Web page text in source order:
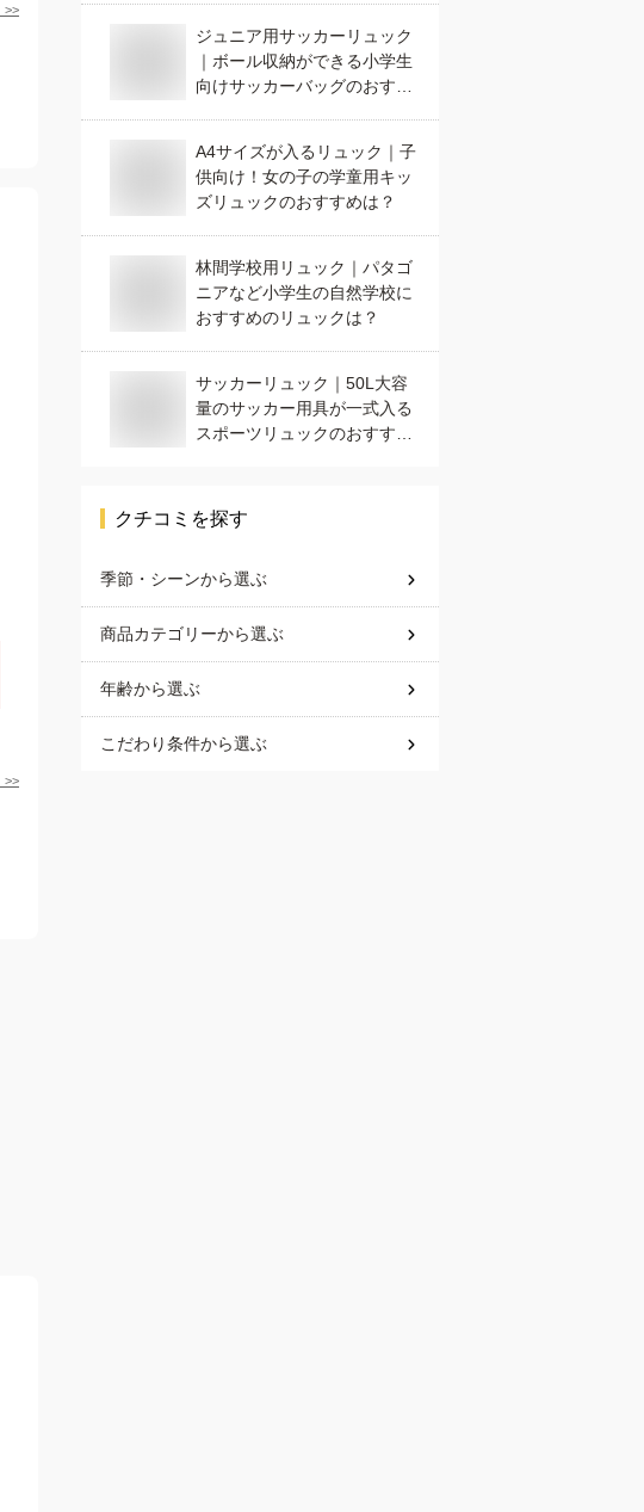
>>
>>
ジュニア用サッカーリュック
｜ボール収納ができる小学生
向けサッカーバッグのおすす
A4サイズが入るリュック｜子
供向け！女の子の学童用キッ
ズリュックのおすすめは？
林間学校用リュック｜パタゴ
ニアなど小学生の自然学校に
おすすめのリュックは？
サッカーリュック｜50L大容
量のサッカー用具が一式入る
スポーツリュックのおすすめ
クチコミを探す
季節・シーンから選ぶ
商品カテゴリーから選ぶ
年齢から選ぶ
こだわり条件から選ぶ